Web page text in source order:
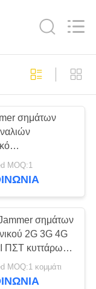
σημάτων
κεραία
MOQ:1
σημάτων
2G 3G 4G
ΠΣΤ κυττάρων
MOQ:1 κομμάτι